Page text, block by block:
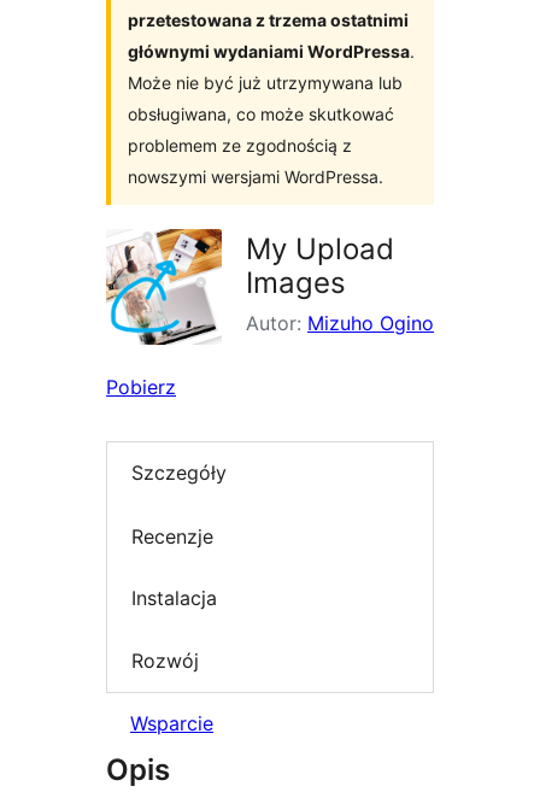
przetestowana z trzema ostatnimi
głównymi wydaniami WordPressa.
Może nie być już utrzymywana lub
obsługiwana, co może skutkować
problemem ze zgodnością z
nowszymi wersjami WordPressa.
My Upload
Images
Autor: Mizuho Ogino
Pobierz
Szczegóły
Recenzje
Instalacja
Rozwój
Wsparcie
Opis